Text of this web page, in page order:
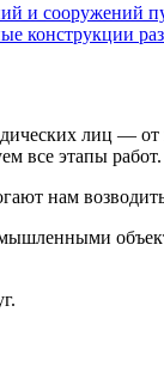
и сооружений
конструкции
лиц —
все этапы работ.
нам